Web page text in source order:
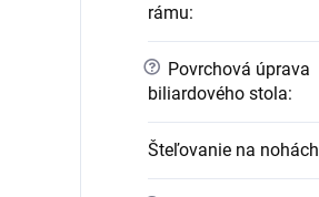
rámu:
? Povrchová úprava
biliardového stola:
Šteľovanie na nohách